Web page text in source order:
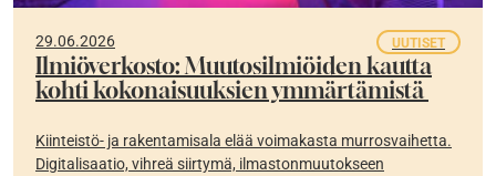
29.06.2026 UUTISET
Ilmiöverkosto: Muutosilmiöiden kautta
kohti kokonaisuuksien ymmärtämistä
Kiinteistö- ja rakentamisala elää voimakasta murrosvaihetta.
Digitalisaatio, vihreä siirtymä, ilmastonmuutokseen